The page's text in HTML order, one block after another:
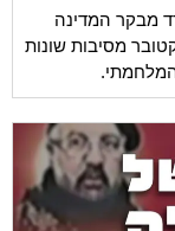
מבקר המדינה
של המבקר על אירועי ה-7 באוקטובר מסיבות שונות